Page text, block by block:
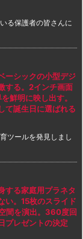
る保護者の皆さんに
ーシックの小型デジ
する。2インチ画面
鮮明に映し出す。
て誕生日に選ばれる
ツールを発見しまし
する家庭用プラネタ
い。15枚のスライド
間を演出。360度回
プレゼントの決定